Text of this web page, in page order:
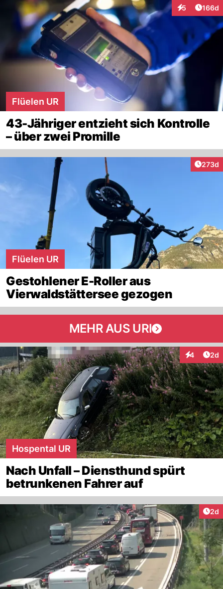
5
Interaktionen
166d
Flüelen UR
43-Jähriger entzieht sich Kontrolle
– über zwei Promille
273d
Flüelen UR
Gestohlener E-Roller aus
Vierwaldstättersee gezogen
MEHR AUS URI
4 2d
Hospental UR
Nach Unfall – Diensthund spürt
betrunkenen Fahrer auf
2d